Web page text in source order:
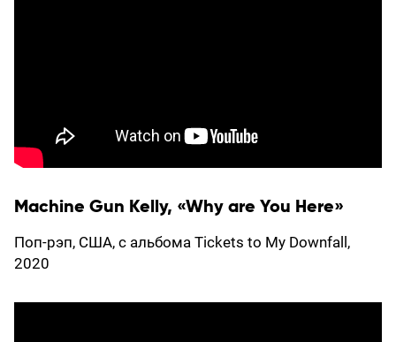
Machine Gun Kelly, «Why are You Here»
Поп-рэп, США, с альбома Tickets to My Downfall,
2020